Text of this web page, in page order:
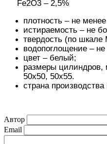
Fe2O3 – 2,5%
плотность – не
истираемость – не
твердость (по шкале
водопоглощение –
цвет – белый;
размеры цилиндров,
50х50, 50х55.
страна производства
Автор
Email